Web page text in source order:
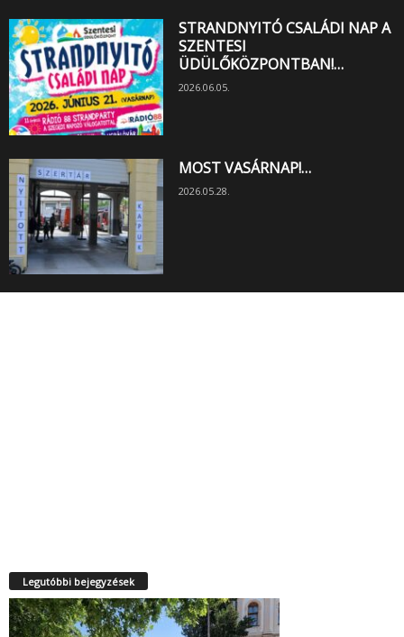
STRANDNYITÓ CSALÁDI NAP A
SZENTESI
ÜDÜLŐKÖZPONTBAN!…
2026.06.05.
MOST VASÁRNAP!…
2026.05.28.
Legutóbbi bejegyzések